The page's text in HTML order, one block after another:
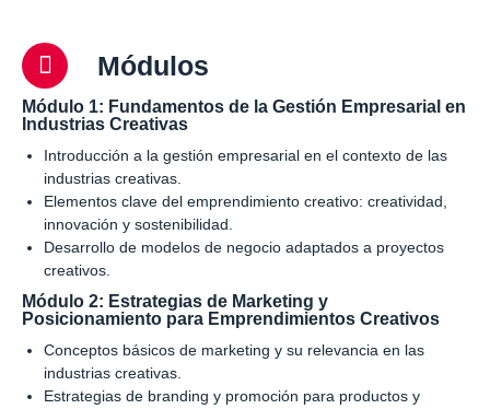
Módulos
Módulo 1: Fundamentos de la Gestión Empresarial en
Industrias Creativas
Introducción a la gestión empresarial en el contexto de las
industrias creativas.
Elementos clave del emprendimiento creativo: creatividad,
innovación y sostenibilidad.
Desarrollo de modelos de negocio adaptados a proyectos
creativos.
Módulo 2: Estrategias de Marketing y
Posicionamiento para Emprendimientos Creativos
Conceptos básicos de marketing y su relevancia en las
industrias creativas.
Estrategias de branding y promoción para productos y